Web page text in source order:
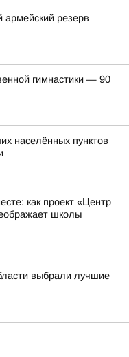
армейский резерв
гимнастики — 90
населённых пунктов
как проект «Центр
школы
выбрали лучшие